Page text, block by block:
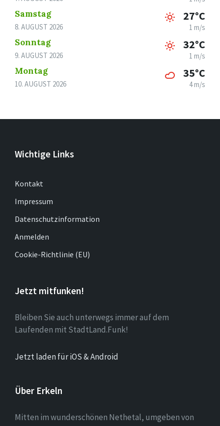
Samstag
8. AUGUST 2026
27°C
1 m/s
Sonntag
9. AUGUST 2026
32°C
1 m/s
Montag
10. AUGUST 2026
35°C
4 m/s
Wichtige Links
Kontakt
Impressum
Datenschutzinformation
Anmelden
Cookie-Richtlinie (EU)
Jetzt mitfunken!
Bleiben Sie auch unterwegs immer auf dem
Laufenden mit StadtLand.Funk!
Jetzt laden für iOS & Android
Über Erkeln
Mitten im wunderschönen Nethetal, umgeben von